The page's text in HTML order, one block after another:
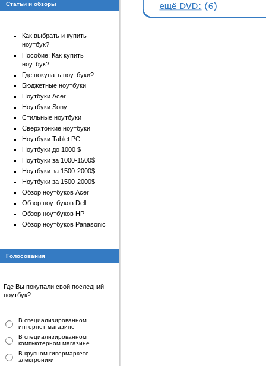
Статьи и обзоры
Как выбрать и купить
ноутбук?
Пособие: Как купить
ноутбук?
Где покупать ноутбуки?
Бюджетные ноутбуки
Ноутбуки Acer
Ноутбуки Sony
Стильные ноутбуки
Сверхтонкие ноутбуки
Ноутбуки Tablet PC
Ноутбуки до 1000 $
Ноутбуки за 1000-1500$
Ноутбуки за 1500-2000$
Ноутбуки за 1500-2000$
Обзор ноутбуков Acer
Обзор ноутбуков Dell
Обзор ноутбуков HP
Обзор ноутбуков Panasonic
Голосования
Где Вы покупали свой последний
ноутбук?
В специализированном
интернет-магазине
В специализированном
компьютерном магазине
В крупном гипермаркете
электроники